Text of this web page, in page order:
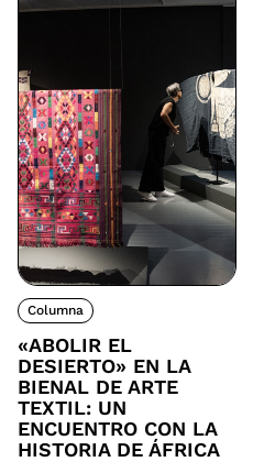
Columna
«ABOLIR EL
DESIERTO» EN LA
BIENAL DE ARTE
TEXTIL: UN
ENCUENTRO CON LA
HISTORIA DE ÁFRICA